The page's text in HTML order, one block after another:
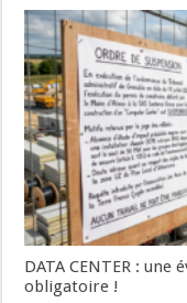
DATA CENTER :
obligatoire !